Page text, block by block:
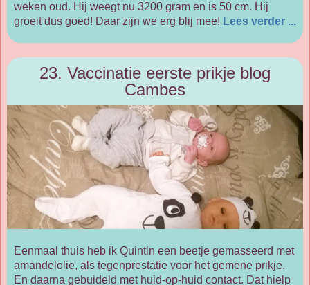
weken oud. Hij weegt nu 3200 gram en is 50 cm. Hij
groeit dus goed! Daar zijn we erg blij mee! Lees verder ...
23. Vaccinatie eerste prikje blog
Cambes
Eenmaal thuis heb ik Quintin een beetje gemasseerd met
amandelolie, als tegenprestatie voor het gemene prikje.
En daarna gebuideld met huid-op-huid contact. Dat hielp